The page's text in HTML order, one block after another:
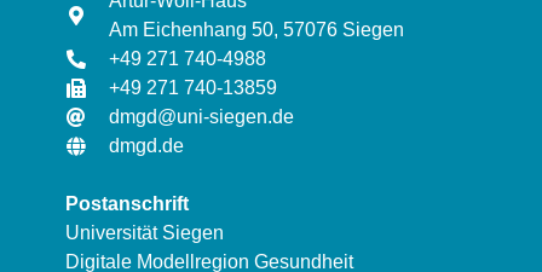
Am Eichenhang 50, 57076 Siegen
+49 271 740-4988
+49 271 740-13859
dmgd@uni-siegen.de
dmgd.de
Postanschrift
Universität Siegen
Digitale Modellregion Gesundheit